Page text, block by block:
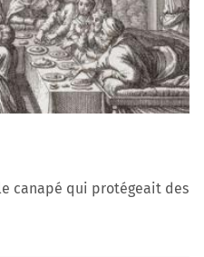
canapé qui protégeait des